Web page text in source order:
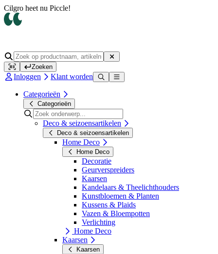
Op werkdagen voor 14.00 uur besteld, dezelfde dag verzonden
Zoeken
Inloggen Klant worden
Categorieën
Categorieën
Deco & seizoensartikelen
Deco & seizoensartikelen
Home Deco
Home Deco
Decoratie
Geurverspreiders
Kaarsen
Kandelaars & Theelichthouders
Kunstbloemen & Planten
Kussens & Plaids
Vazen & Bloempotten
Verlichting
Home Deco
Kaarsen
Kaarsen